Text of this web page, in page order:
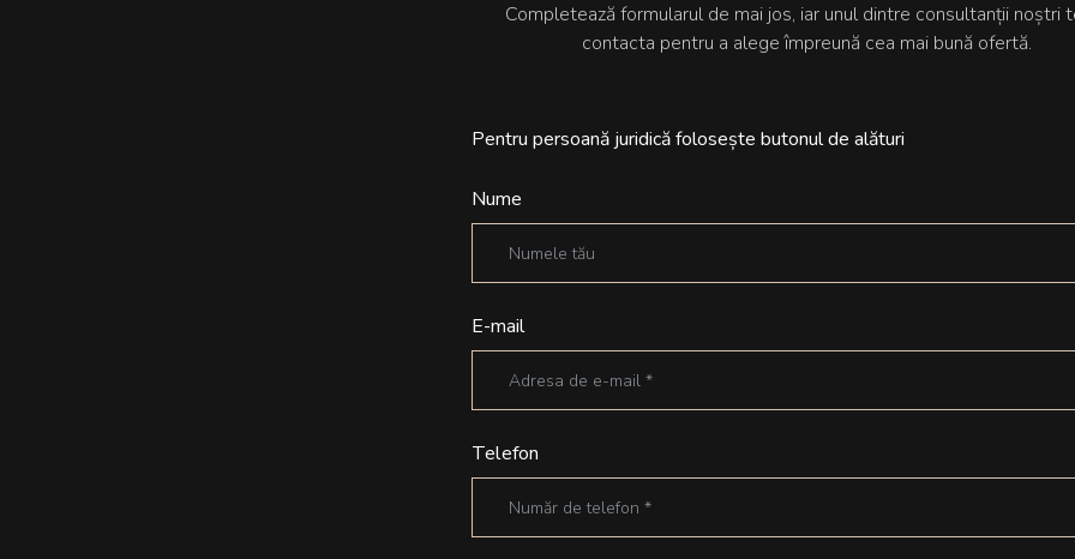
Completează formularul de mai jos, iar unul dintre consultanții noștri
contacta pentru a alege împreună cea mai bună ofertă.
Pentru persoană juridică folosește butonul de alături
Nume
E-mail
Telefon